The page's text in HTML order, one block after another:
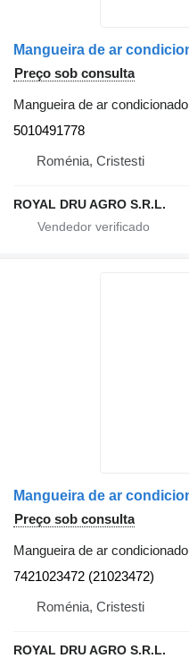
Preço sob consulta
Mangueira de ar condicionado
5010491778
Roménia, Cristesti
ROYAL DRU AGRO S.R.L.
Preço sob consulta
Mangueira de ar condicionado
7421023472 (21023472)
Roménia, Cristesti
ROYAL DRU AGRO S.R.L.